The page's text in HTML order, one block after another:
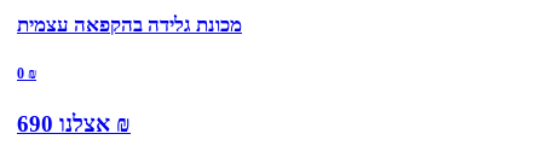
מכונת גלידה בהקפאה עצמית
0 ₪
אצלנו 690 ₪